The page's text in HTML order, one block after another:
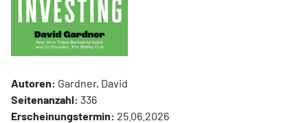
Autoren: Gardner, David
Seitenanzahl: 336
Erscheinungstermin: 25.06.2026